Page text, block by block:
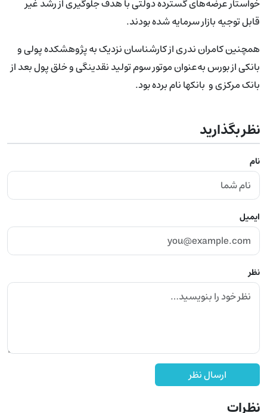
خواستار عرضه‌های گسترده دولتی با هدف جلوگیری از رشد غیر
قابل توجیه بازار سرمایه شده‌ بودند.
همچنین کامران ندری از کارشناسان نزدیک به پژوهشکده پولی و
بانکی از بورس به‌عنوان موتور سوم تولید نقدینگی و خلق پول بعد از
بانک مرکزی و بانکها نام برده بود.
نظر بگذارید
نام
ایمیل
نظر
ارسال نظر
نظرات